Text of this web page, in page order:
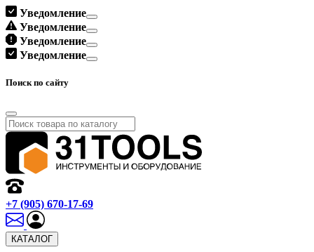
Уведомление
Уведомление
Уведомление
Уведомление
Поиск по сайту
+7 (905) 670-17-69
КАТАЛОГ